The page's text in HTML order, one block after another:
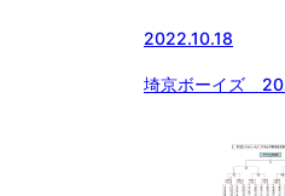
2022.10.18
埼京ボーイズ